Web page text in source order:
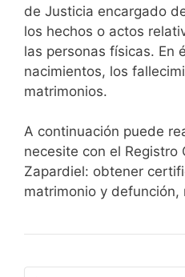
de Justicia encargado
los hechos o actos
las personas físicas. En
nacimientos, los
matrimonios.
A continuación puede
necesite con el Registro
Zapardiel: obtener
matrimonio y